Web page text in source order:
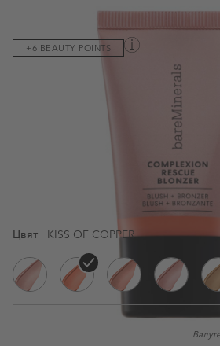
+6 BEAUTY POINTS
Иновативен хибрид от чист руж +
Формулата на гел-крема съчетава
блясъка на ружа в една стъпка.
Цвят KISS OF COPPER
KISS OF PINKKISS OF COPPERKISS OF ROSE
KISS OF